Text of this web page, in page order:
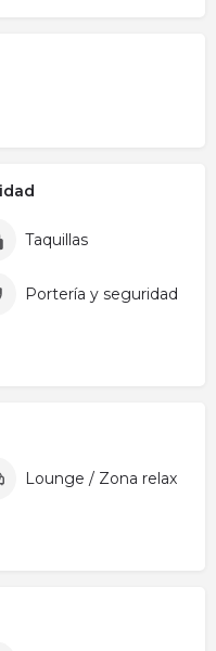
Taquillas
Portería y seguridad
Lounge / Zona relax